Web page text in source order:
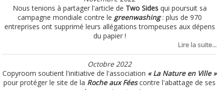
Nous tenions à partager l'article de Two Sidesqui poursuit sa
campagne mondiale contre le greenwashing: plus de 970
entreprises ont supprimé leurs allégations trompeuses aux dépens
du papier !
Lire la suite...
Octobre 2022
Copyroom soutient l'initiative de l'association « La Nature en Ville »
pour protéger le site de la Roche aux Féescontre l'abattage de ses